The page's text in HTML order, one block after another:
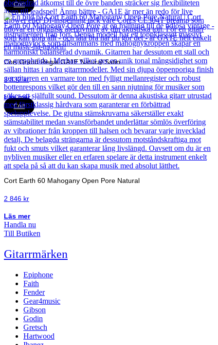
Cort
Cort Grand Regal GA1E Natural Satin
3 832kr
Läs mer
Cort
Cort Earth 60 Mahogany Open Pore Natural
2 846 kr
Läs mer
Handla nu
Till Butiken
Gitarrmärken
Epiphone
Faith
Fender
Gear4music
Gibson
Godin
Gretsch
Hartwood